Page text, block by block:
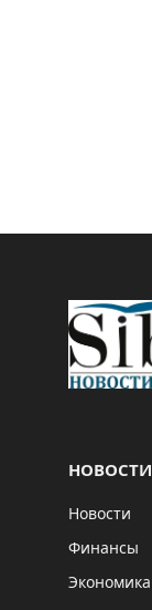
НОВОСТИ
Новости
Финансы
Экономика